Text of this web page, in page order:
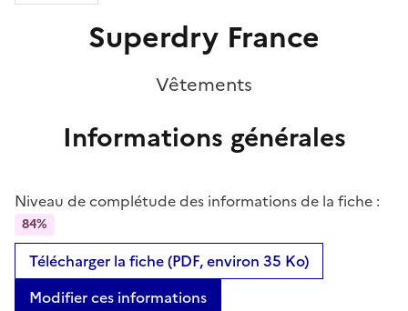
Superdry France
Vêtements
Informations générales
Niveau de complétude des informations de la fiche :
84%
Télécharger la fiche (PDF, environ 35 Ko)
Modifier ces informations